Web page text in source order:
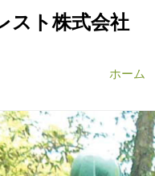
スト株式会社
Primary
Skip to
ホーム